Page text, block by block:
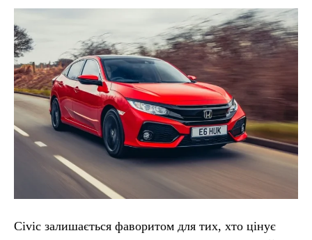
Civic залишається фаворитом для тих, хто цінує